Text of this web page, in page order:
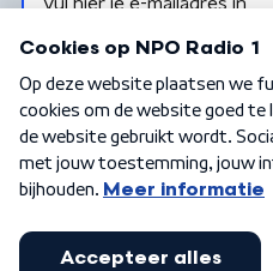
Algemene voorwaarden